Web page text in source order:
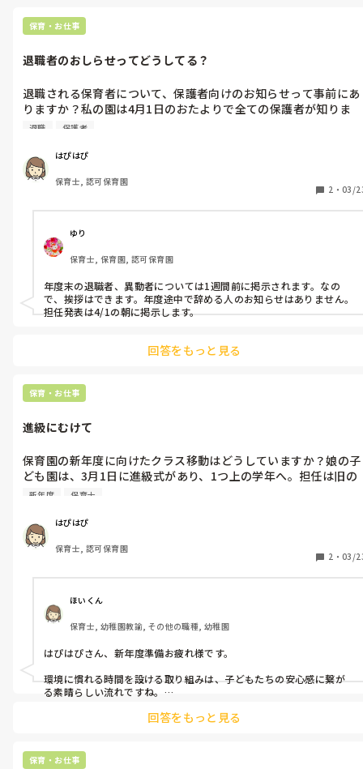
保育・お仕事
退職者のおしらせってどうしてる？
退職される保育者について、保護者向けのお知らせって事前にあ
りますか？私の園は4月1日のおたよりで全ての保護者が知りま
す。一応、担任発表が貼り出して3月28日ごろにあるため、どこ
よっては挨拶できずにさようならすることも。みなさんの園はど
うですか？
退職 保護者
はぴはぴ
保育士, 認可保育園
2 ・ 03/
ゆり
保育士, 保育園, 認可保育園
年度末の退職者、異動者については1週間前に掲示されます。なの
で、挨拶はできます。年度途中で辞める人のお知らせはありません。
担任発表は4/1の朝に掲示します。
回答をもっと見る
保育・お仕事
進級にむけて
保育園の新年度に向けたクラス移動はどうしていますか？娘の子
ども園は、3月1日に進級式があり、1つ上の学年へ。担任は旧の
クラスの保育者。私の勤める保育園は、本日クラス移動があり、
ています。卒園児は、ホールで過ごします。みなさんは進級に向
けて、どんな流れで行っていますか？
新年度 保育士
はぴはぴ
保育士, 認可保育園
2 ・ 03/
ほいくん
保育士, 幼稚園教諭, その他の職種, 幼稚園
はぴはぴさん、新年度準備お疲れ様です。
環境に慣れる時間を設ける取り組みは、子どもたちの安心感に繋が
る素晴らしい流れですね。
私の勤務先では、3月後半に新しいクラスへ短時間ずつ遊びに行き、
卒園児はホールでの合同保育や特別な行事を通じて、思い出を深めな
回答をもっと見る
保育・お仕事